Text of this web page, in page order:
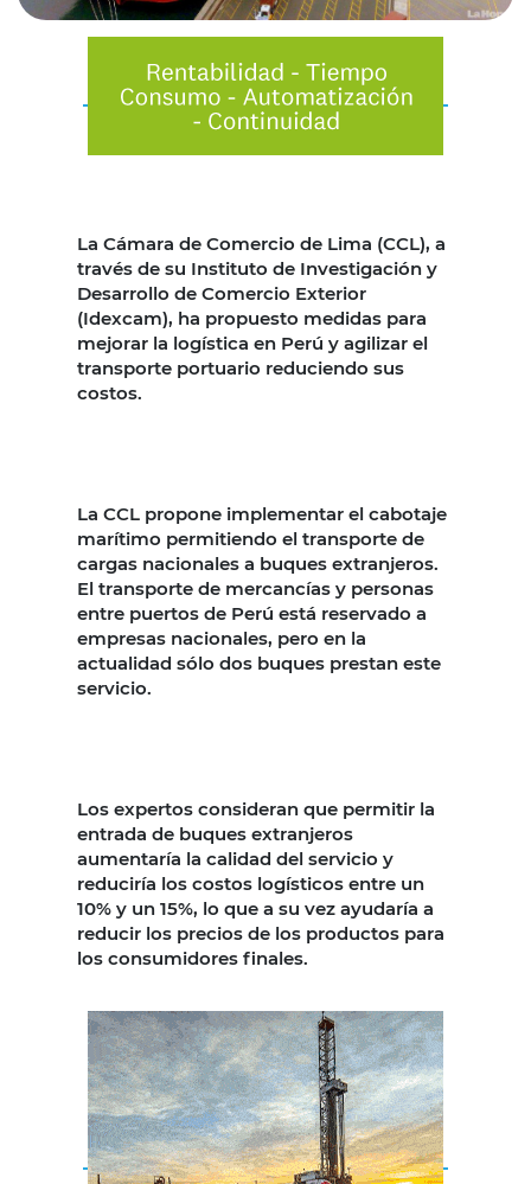
La Cámara de Comercio de Lima (CCL), a
través de su Instituto de Investigación y
Desarrollo de Comercio Exterior
(Idexcam), ha propuesto medidas para
mejorar la logística en Perú y agilizar el
transporte portuario reduciendo sus
costos.
La CCL propone implementar el cabotaje
marítimo permitiendo el transporte de
cargas nacionales a buques extranjeros.
El transporte de mercancías y personas
entre puertos de Perú está reservado a
empresas nacionales, pero en la
actualidad sólo dos buques prestan este
servicio.
Los expertos consideran que permitir la
entrada de buques extranjeros
aumentaría la calidad del servicio y
reduciría los costos logísticos entre un
10% y un 15%, lo que a su vez ayudaría a
reducir los precios de los productos para
los consumidores finales.